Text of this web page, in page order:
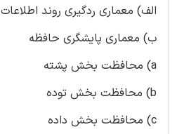
الف) معماری ردگیری روند اطلاعات
ب) معماری پایشگری حافظه
a) محافظت بخش پشته
b) محافظت بخش توده
c) محافظت بخش داده